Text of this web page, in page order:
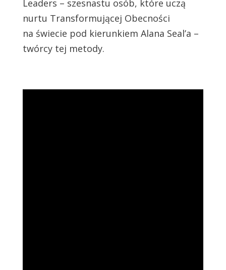
Leaders – szesnastu osób, które uczą
nurtu Transformującej Obecności
na świecie pod kierunkiem Alana Seal’a –
twórcy tej metody.